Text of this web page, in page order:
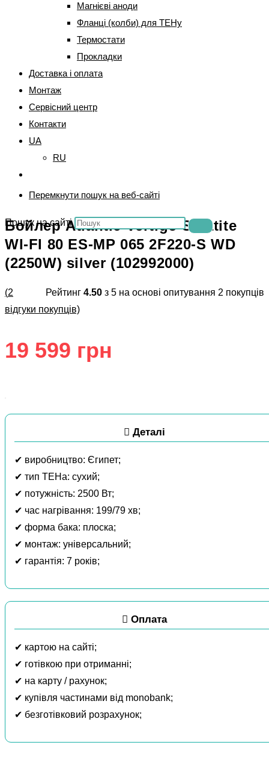
Магнієві аноди
Фланці (колби) для ТЕНу
Термостати
Прокладки
Доставка і оплата
Монтаж
Сервісний центр
Контакти
UA
RU
Перемкнути пошук на веб-сайті
Пошук на сайті
Бойлер Atlantic Vertigo Steatite
WI-FI 80 ES-MP 065 2F220-S WD
(2250W) silver (102992000)
Рейтинг 4.50 з 5 на основі опитування 2 покупців
(2
відгуки покупців)
19 599 грн
Деталі
✔ виробництво: Єгипет;
✔ тип ТЕНа: сухий;
✔ потужність: 2500 Вт;
✔ час нагрівання: 199/79 хв;
✔ форма бака: плоска;
✔ монтаж: універсальний;
✔ гарантія: 7 років;
Оплата
✔ картою на сайті;
✔ готівкою при отриманні;
✔ на карту / рахунок;
✔ купівля частинами від monobank;
✔ безготівковий розрахунок;